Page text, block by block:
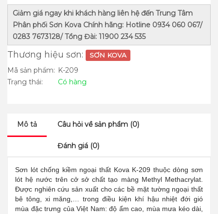
Giảm giá ngay khi khách hàng liên hệ đến Trung Tâm
Phân phối Sơn Kova Chính hãng: Hotline 0934 060 067/
0283 7673128/ Tổng Đài: 11900 234 535
Thương hiệu sơn: SƠN KOVA
Mã sản phẩm: K-209
Trạng thái:
Có hàng
Mô tả Câu hỏi về sản phẩm (0)
Đánh giá (0)
Sơn lót chống kiềm ngoại thất Kova K-209 thuộc dòng sơn
lót hệ nước trên cở sở chất tạo màng Methyl Methacrylat.
Được nghiên cứu sản xuất cho các bề mặt tường ngoại thất
bê tông, xi măng,… trong điều kiện khí hậu nhiệt đới gió
mùa đặc trưng của Việt Nam: độ ẩm cao, mùa mưa kéo dài,